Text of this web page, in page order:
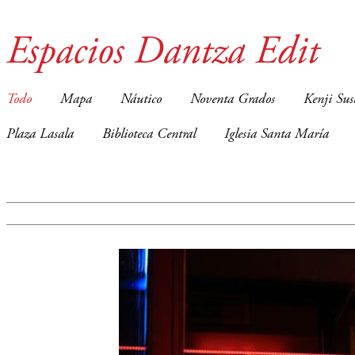
Espacios Dantza Edit
Todo Mapa Náutico Noventa Grados Kenji
Plaza Lasala Biblioteca Central Iglesia Santa María